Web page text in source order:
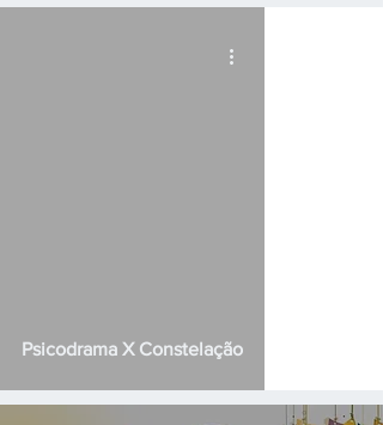
Psicodrama X Constelação